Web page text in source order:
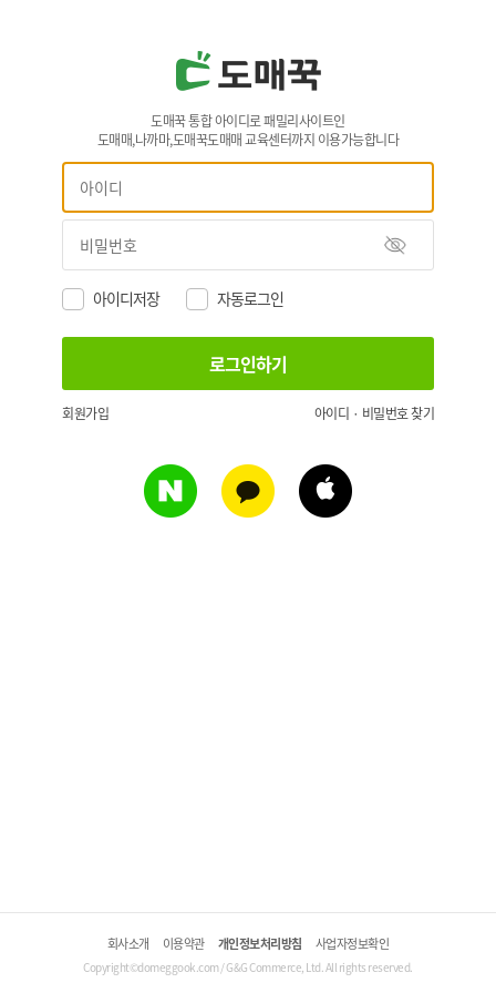
도매꾹 통합 아이디로 패밀리사이트인
도매매,나까마,도매꾹도매매 교육센터까지 이용가능합니다
아이디저장 자동로그인
회원가입 아이디 · 비밀번호 찾기
회사소개 이용약관 개인정보처리방침 사업자정보확인
Copyright©domeggook.com / G&G Commerce, Ltd. All rights reserved.